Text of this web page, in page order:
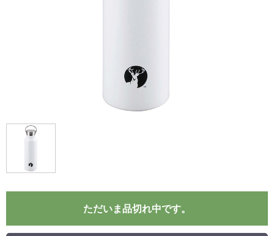
ただいま品切れ中です。